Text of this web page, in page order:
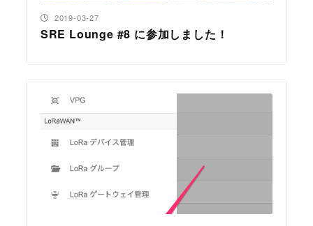
SRE Lounge #8 に参加しました！
投稿日
2019-03-27